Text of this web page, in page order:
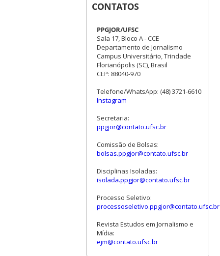
CONTATOS
PPGJOR/UFSC
Sala 17, Bloco A - CCE
Departamento de Jornalismo
Campus Universitário, Trindade
Florianópolis (SC), Brasil
CEP: 88040-970
Telefone/WhatsApp: (48) 3721-6610
Instagram
Secretaria:
ppgjor@contato.ufsc.br
Comissão de Bolsas:
bolsas.ppgjor@contato.ufsc.br
Disciplinas Isoladas:
isolada.ppgjor@contato.ufsc.br
Processo Seletivo:
processoseletivo.ppgjor@contato.ufsc.br
Revista Estudos em Jornalismo e
Mídia:
ejm@contato.ufsc.br